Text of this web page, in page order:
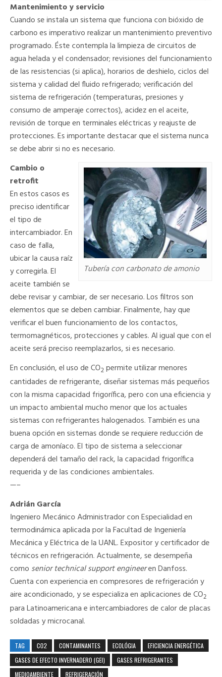
Mantenimiento y servicio
Cuando se instala un sistema que funciona con bióxido de
carbono es imperativo realizar un mantenimiento preventivo
programado. Éste contempla la limpieza de circuitos de
agua helada y el condensador; revisiones del funcionamiento
de las resistencias (si aplica), horarios de deshielo, ciclos del
sistema y calidad del fluido refrigerado; verificación del
sistema de refrigeración (temperaturas, presiones y
consumo de amperaje correctos), acidez en el aceite,
revisión de torque en terminales eléctricas y reajuste de
protecciones. Es importante destacar que el sistema nunca
se debe abrir si no es necesario.
Tubería con carbonato de amonio
Cambio o
retrofit
En estos casos es
preciso identificar
el tipo de
intercambiador. En
caso de falla,
ubicar la causa raíz
y corregirla. El
aceite también se
debe revisar y cambiar, de ser necesario. Los filtros son
elementos que se deben cambiar. Finalmente, hay que
verificar el buen funcionamiento de los contactos,
termomagnéticos, protecciones y cables. Al igual que con el
aceite será preciso reemplazarlos, si es necesario.
En conclusión, el uso de CO2permite utilizar menores
cantidades de refrigerante, diseñar sistemas más pequeños
con la misma capacidad frigorífica, pero con una eficiencia y
un impacto ambiental mucho menor que los actuales
sistemas con refrigerantes halogenados. También es una
buena opción en sistemas donde se requiere reducción de
carga de amoníaco. El tipo de sistema a seleccionar
dependerá del tamaño del rack, la capacidad frigorífica
requerida y de las condiciones ambientales.
—–
Adrián García
Ingeniero Mecánico Administrador con Especialidad en
termodinámica aplicada por la Facultad de Ingeniería
Mecánica y Eléctrica de la UANL. Expositor y certificador de
técnicos en refrigeración. Actualmente, se desempeña
como senior technical support engineeren Danfoss.
Cuenta con experiencia en compresores de refrigeración y
aire acondicionado, y se especializa en aplicaciones de CO2
para Latinoamericana e intercambiadores de calor de placas
soldadas y microcanal.
TAG CO2 CONTAMINANTES ECOLÓGIA
EFICIENCIA ENERGÉTICA
GASES DE EFECTO INVERNADERO (GEI)
GASES REFRIGERANTES
MEDIOAMBIENTE
REFRIGERACIÓN